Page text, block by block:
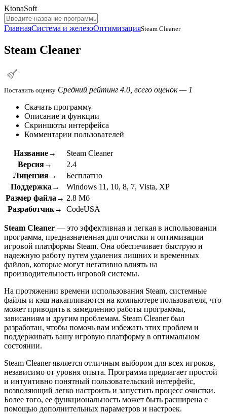
KtonaSoft
ГлавнаяСистема и железоОптимизацияSteam Cleaner
Steam Cleaner
Поставить оценку Средний рейтинг 4.0, всего оценок — 1
Скачать программу
Описание и функции
Скриншоты интерфейса
Комментарии пользователей
Название→
Steam Cleaner
Версия→
2.4
Лицензия→
Бесплатно
Поддержка→
Windows 11, 10, 8, 7, Vista, XP
Размер файла→ 2.8 Мб
Разработчик→
CodeUSA
Steam Cleaner — это эффективная и легкая в использовании
программа, предназначенная для очистки и оптимизации
игровой платформы Steam. Она обеспечивает быструю и
надежную работу путем удаления лишних и временных
файлов, которые могут негативно влиять на
производительность игровой системы.
На протяжении времени использования Steam, системные
файлы и кэш накапливаются на компьютере пользователя, что
может приводить к замедлению работы программы,
зависаниям и другим проблемам. Steam Cleaner был
разработан, чтобы помочь вам избежать этих проблем и
поддерживать вашу игровую платформу в оптимальном
состоянии.
Steam Cleaner является отличным выбором для всех игроков,
независимо от уровня опыта. Программа предлагает простой
и интуитивно понятный пользовательский интерфейс,
позволяющий легко настроить и запустить процесс очистки.
Более того, ее функциональность может быть расширена с
помощью дополнительных параметров и настроек.